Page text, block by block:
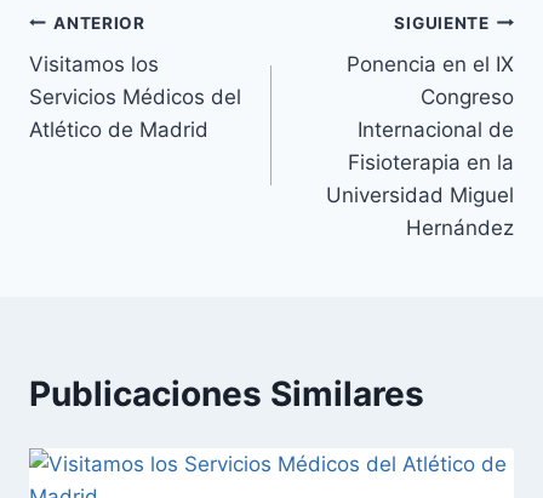
Navegación
de
entradas
ANTERIOR
Visitamos los
Servicios Médicos del
Atlético de Madrid
SIGUIENTE
Ponencia en el IX
Congreso
Internacional de
Fisioterapia en la
Universidad Miguel
Hernández
Publicaciones Similares